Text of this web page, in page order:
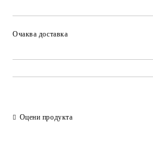
Очаква доставка
Оцени продукта